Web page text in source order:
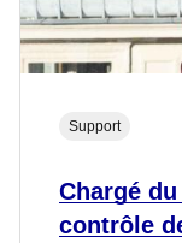
Chargé
contrôle
Support